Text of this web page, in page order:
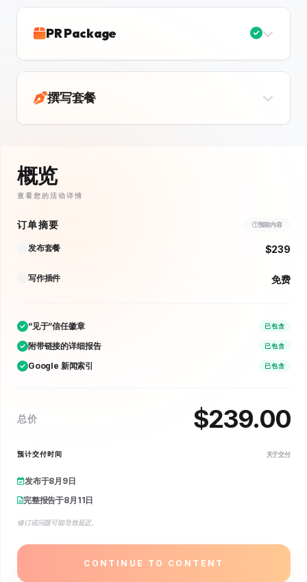
PR Package
撰写套餐
概览
查看您的活动详情
订单摘要 预期内容
发布套餐 $239
写作插件 免费
“见于”信任徽章 已包含
附带链接的详细报告 已包含
Google 新闻索引 已包含
总价 $239.00
预计交付时间 关于交付
发布于8月9日
完整报告于8月11日
修订或问题可能导致延迟。
CONTINUE TO CONTENT